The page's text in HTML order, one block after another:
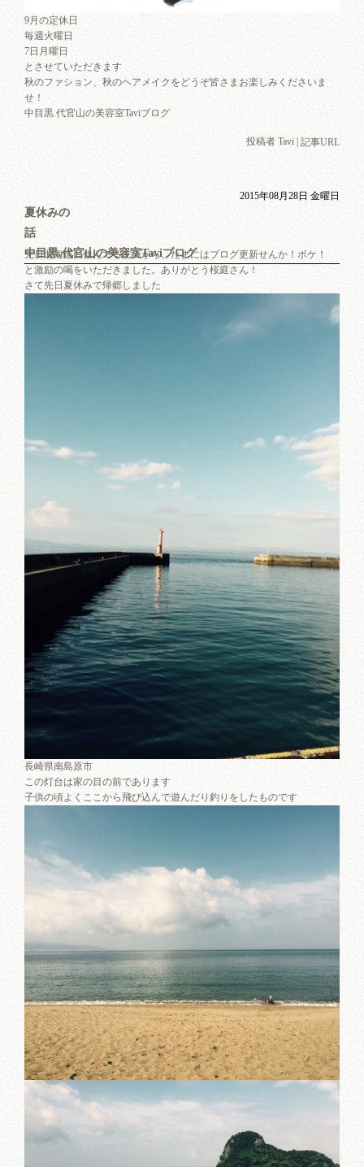
9月の定休日
毎週火曜日
7日月曜日
とさせていただきます
秋のファション、秋のヘアメイクをどうぞ皆さまお楽しみくださいま
せ！
中目黒.代官山の美容室Taviブログ
投稿者 Tavi | 記事URL
2015年08月28日 金曜日
夏休みの
話
中目黒.代官山の美容室Taviブログ
先日北海道に住んでる友人から、たまにはブログ更新せんか！ボケ！
と激励の喝をいただきました。ありがとう桜庭さん！
さて先日夏休みで帰郷しました
長崎県南島原市
この灯台は家の目の前であります
子供の頃よくここから飛び込んで遊んだり釣りをしたものです